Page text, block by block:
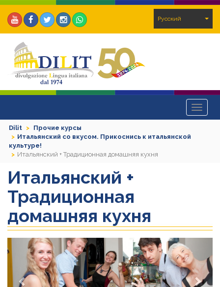
Pусский
Toggle
Dilit
Прочие курсы
Итальянский со вкусом. Прикоснись к итальянской
культуре!
Итальянский + Традиционная домашняя кухня
Итальянский +
Традиционная
домашняя кухня
Previous